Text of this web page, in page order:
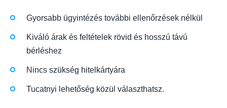
Gyorsabb ügyintézés további ellenőrzések nélkül
Kiváló árak és feltételek rövid és hosszú távú
bérléshez
Nincs szükség hitelkártyára
Tucatnyi lehetőség közül választhatsz.